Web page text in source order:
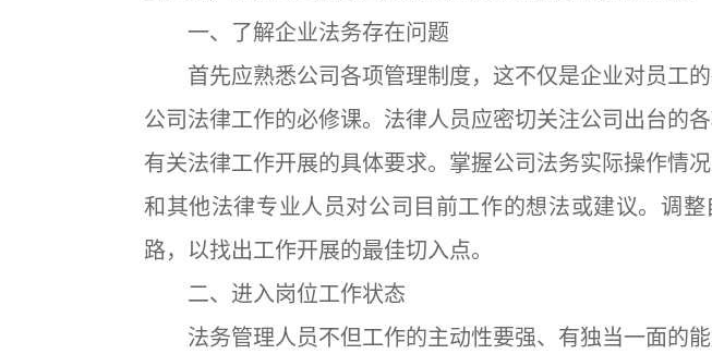
一、了解企业法务存在问题
首先应熟悉公司各项管理制度，这不仅是企业对员工的
公司法律工作的必修课。法律人员应密切关注公司出台的
有关法律工作开展的具体要求。掌握公司法务实际操作情
和其他法律专业人员对公司目前工作的想法或建议。调
路，以找出工作开展的最佳切入点。
二、进入岗位工作状态
法务管理人员不但工作的主动性要强、有独当一面的能